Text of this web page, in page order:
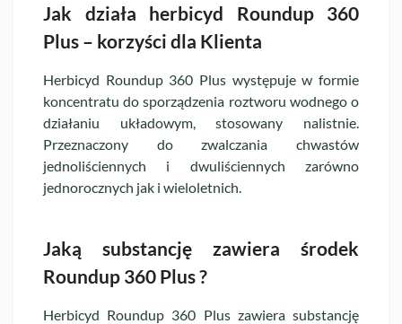
Jak działa herbicyd Roundup 360
Plus – korzyści dla Klienta
Herbicyd Roundup 360 Plus występuje w formie
koncentratu do sporządzenia roztworu wodnego o
działaniu układowym, stosowany nalistnie.
Przeznaczony do zwalczania chwastów
jednoliściennych i dwuliściennych zarówno
jednorocznych jak i wieloletnich.
Jaką substancję zawiera środek
Roundup 360 Plus ?
Herbicyd Roundup 360 Plus zawiera substancję